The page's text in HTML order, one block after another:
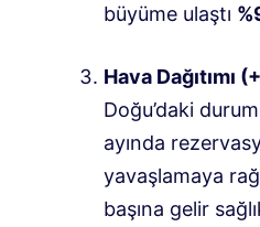
büyüme ulaştı
Hava Dağıtımı
Doğu’daki
ayında
yavaşlamaya
başına gelir